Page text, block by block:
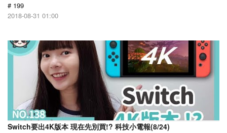
# 199
2018-08-31 01:00
Switch要出4K版本 現在先別買!? 科技小電報(8/24)